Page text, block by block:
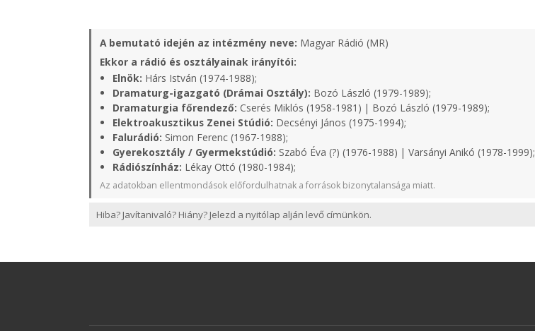
A bemutató idején az intézmény neve: Magyar Rádió (MR)
Ekkor a rádió és osztályainak irányítói:
Elnök: Hárs István (1974-1988);
Dramaturg-igazgató (Drámai Osztály): Bozó László (1979-1989);
Dramaturgia főrendező: Cserés Miklós (1958-1981) | Bozó László (1979-1989);
Elektroakusztikus Zenei Stúdió: Decsényi János (1975-1994);
Falurádió: Simon Ferenc (1967-1988);
Gyerekosztály / Gyermekstúdió: Szabó Éva (?) (1976-1988) | Varsányi Anikó (1978-1999);
Rádiószínház: Lékay Ottó (1980-1984);
Az adatokban ellentmondások előfordulhatnak a források bizonytalansága miatt.
Hiba? Javítanivaló? Hiány? Jelezd a nyitólap alján levő címünkön.